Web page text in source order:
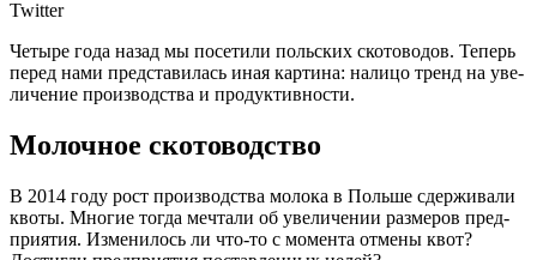
Twitter
Четы­ре года назад мы посе­ти­ли поль­ских ско­то­во­дов. Теперь
перед нами пред­ста­ви­лась иная кар­ти­на: нали­цо тренд на уве­
ли­че­ние про­из­вод­ства и продуктивности.
Молочное скотоводство
В 2014 году рост про­из­вод­ства моло­ка в Поль­ше сдер­жи­ва­ли
кво­ты. Мно­гие тогда меч­та­ли об уве­ли­че­нии раз­ме­ров пред­
при­я­тия. Изме­ни­лось ли что‑то с момен­та отме­ны квот?